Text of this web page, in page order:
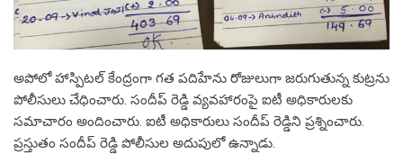
అపోలో హాస్పిటల్ కేంద్రంగా గత పదిహేను రోజులుగా జరుగుతున్న కుట్రను
పోలీసులు చేధించారు. సందీప్ రెడ్డి వ్యవహారంపై ఐటీ అధికారులకు
సమాచారం అందించారు. ఐటీ అధికారులు సందీప్ రెడ్డిని ప్రశ్నించారు.
ప్రస్తుతం సందీప్ రెడ్డి పోలీసుల అదుపులో ఉన్నాడు.